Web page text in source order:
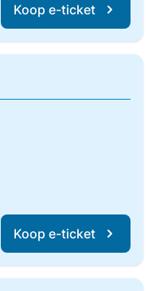
Koop e-ticket
Koop e-ticket